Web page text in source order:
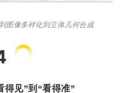
图像多样化到立体几何合成
得见”到“看得准”